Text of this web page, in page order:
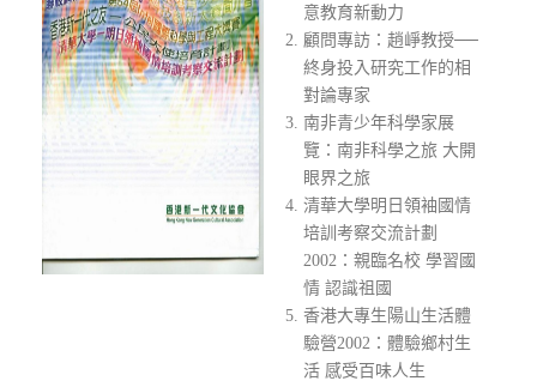
意教育新動力
顧問專訪：趙崢教授──
終身投入研究工作的相
對論專家
南非青少年科學家展
覽：南非科學之旅 大開
眼界之旅
清華大學明日領袖國情
培訓考察交流計劃
2002：親臨名校 學習國
情 認識祖國
香港大專生陽山生活體
驗營2002：體驗鄉村生
活 感受百味人生